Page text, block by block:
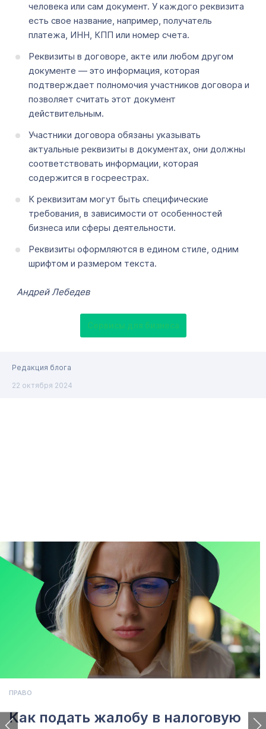
человека или сам документ. У каждого реквизита
есть свое название, например, получатель
платежа, ИНН, КПП или номер счета.
Реквизиты в договоре, акте или любом другом
документе — это информация, которая
подтверждает полномочия участников договора и
позволяет считать этот документ
действительным.
Участники договора обязаны указывать
актуальные реквизиты в документах, они должны
соответствовать информации, которая
содержится в госреестрах.
К реквизитам могут быть специфические
требования, в зависимости от особенностей
бизнеса или сферы деятельности.
Реквизиты оформляются в едином стиле, одним
шрифтом и размером текста.
Андрей Лебедев
Сервисы для бизнеса
Редакция блога
22 октября 2024
ПРАВО
Как подать жалобу в налоговую